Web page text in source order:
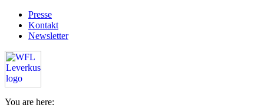
Presse
Kontakt
Newsletter
You are here: